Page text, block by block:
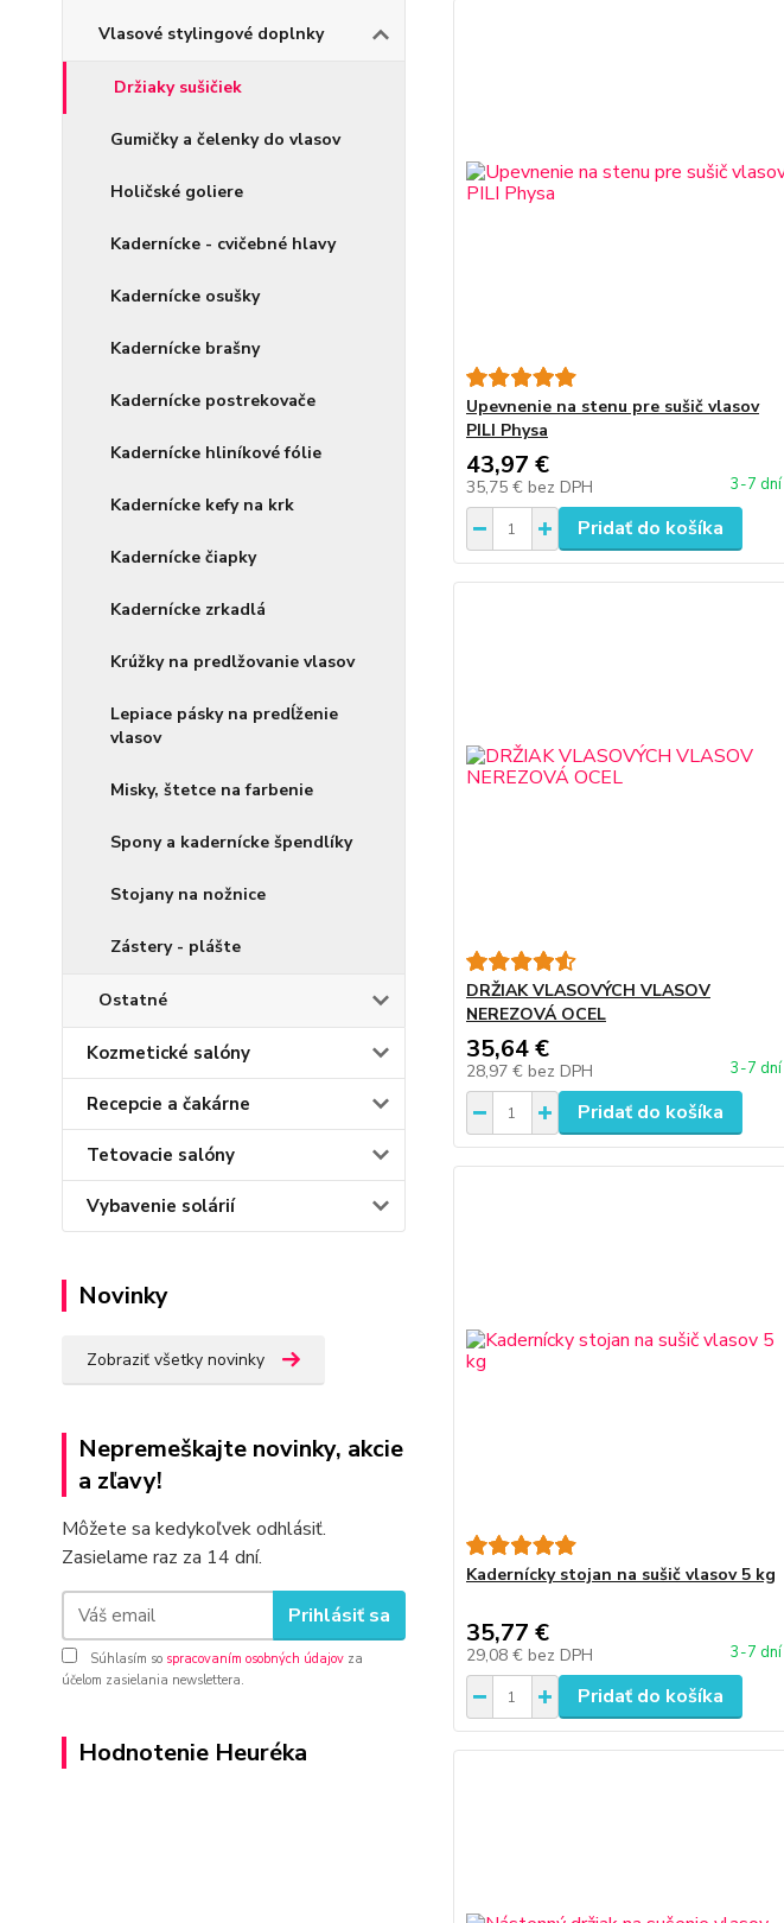
Vlasové stylingové doplnky
Držiaky sušičiek
Gumičky a čelenky do vlasov
Holičské goliere
Kadernícke - cvičebné hlavy
Kadernícke osušky
Kadernícke brašny
Kadernícke postrekovače
Kadernícke hliníkové fólie
Kadernícke kefy na krk
Kadernícke čiapky
Kadernícke zrkadlá
Krúžky na predlžovanie vlasov
Lepiace pásky na predĺženie
vlasov
Misky, štetce na farbenie
Spony a kadernícke špendlíky
Stojany na nožnice
Zástery - plášte
Ostatné
Kozmetické salóny
Recepcie a čakárne
Tetovacie salóny
Vybavenie solárií
Novinky
Zobraziť všetky novinky
Nepremeškajte novinky, akcie
a zľavy!
Môžete sa kedykoľvek odhlásiť.
Zasielame raz za 14 dní.
Prihlásiť sa
Súhlasím so spracovaním osobných údajov za
účelom zasielania newslettera.
Hodnotenie Heuréka
Upevnenie na stenu pre sušič vlasov
PILI Physa
43,97 €
35,75 € bez DPH 3-7 dní
Pridať do košíka
DRŽIAK VLASOVÝCH VLASOV
NEREZOVÁ OCEL
35,64 €
28,97 € bez DPH 3-7 dní
Pridať do košíka
Kadernícky stojan na sušič vlasov 5 kg
35,77 €
29,08 € bez DPH 3-7 dní
Pridať do košíka